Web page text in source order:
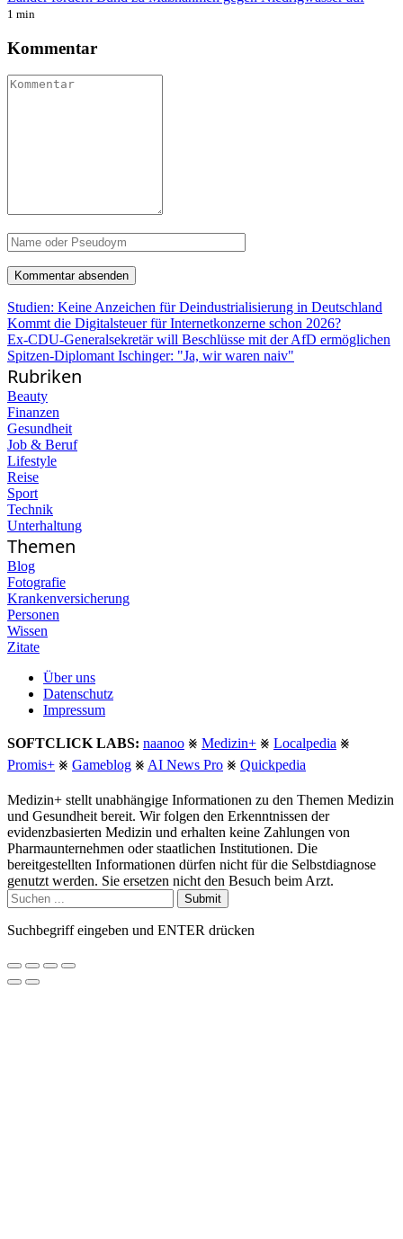
1 min
Kommentar
Studien: Keine Anzeichen für Deindustrialisierung in Deutschland
Kommt die Digitalsteuer für Internetkonzerne schon 2026?
Ex-CDU-Generalsekretär will Beschlüsse mit der AfD ermöglichen
Spitzen-Diplomant Ischinger: "Ja, wir waren naiv"
Rubriken
Beauty
Finanzen
Gesundheit
Job & Beruf
Lifestyle
Reise
Sport
Technik
Unterhaltung
Themen
Blog
Fotografie
Krankenversicherung
Personen
Wissen
Zitate
Über uns
Datenschutz
Impressum
SOFTCLICK LABS: naanoo ⨳ Medizin+ ⨳ Localpedia ⨳
Promis+ ⨳ Gameblog ⨳ AI News Pro ⨳ Quickpedia
Medizin+ stellt unabhängige Informationen zu den Themen Medizin
und Gesundheit bereit. Wir folgen den Erkenntnissen der
evidenzbasierten Medizin und erhalten keine Zahlungen von
Pharmaunternehmen oder staatlichen Institutionen. Die
bereitgestellten Informationen dürfen nicht für die Selbstdiagnose
genutzt werden. Sie ersetzen nicht den Besuch beim Arzt.
Submit
Suchbegriff eingeben und ENTER drücken